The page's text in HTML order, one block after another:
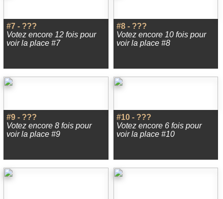
#7 - ???
Votez encore 12 fois pour
voir la place #7
#8 - ???
Votez encore 10 fois pour
voir la place #8
#9 - ???
Votez encore 8 fois pour
voir la place #9
#10 - ???
Votez encore 6 fois pour
voir la place #10